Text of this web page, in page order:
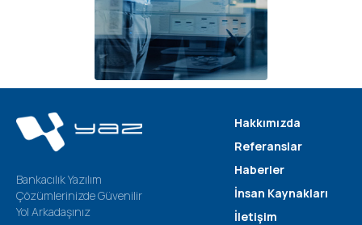
Bankacılık Yazılım
Çözümlerinizde Güvenilir
Yol Arkadaşınız
Hakkımızda
Referanslar
Haberler
İnsan Kaynakları
İletişim